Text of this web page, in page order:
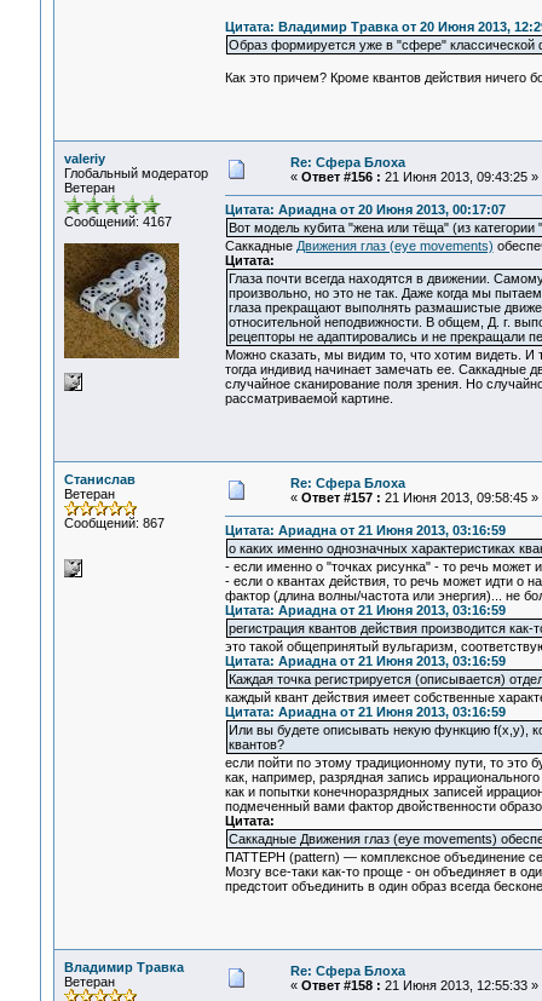
Цитата: Владимир Травка от 20 Июня 2013,
Образ формируется уже в "сфере" классической
Как это причем? Кроме квантов действия ничего
valeriy
Глобальный модератор
Ветеран
Сообщений: 4167
Re: Сфера Блоха
« Ответ #156 : 21 Июня 2013, 09:43:25 »
Цитата: Ариадна от 20 Июня 2013, 00:17:07
Вот модель кубита "жена или тёща" (из
Саккадные Движения глаз (eye movements)
Цитата:
Глаза почти всегда находятся в движении.
произвольно, но это не так. Даже когда мы
глаза прекращают выполнять размашистые
относительной неподвижности. В общем, Д. г.
рецепторы не адаптировались и не прекращали
Можно сказать, мы видим то, что хотим видеть. И
тогда индивид начинает замечать ее. Саккадные
случайное сканирование поля зрения. Но
рассматриваемой картине.
Станислав
Ветеран
Сообщений: 867
Re: Сфера Блоха
« Ответ #157 : 21 Июня 2013, 09:58:45 »
Цитата: Ариадна от 21 Июня 2013, 03:16:59
о каких именно однозначных характеристиках
- если именно о "точках рисунка" - то речь может
- если о квантах действия, то речь может идти о
фактор (длина волны/частота или энергия)... не
Цитата: Ариадна от 21 Июня 2013, 03:16:59
регистрация квантов действия производится
это такой общепринятый вульгаризм,
Цитата: Ариадна от 21 Июня 2013, 03:16:59
Каждая точка регистрируется (описывается)
каждый квант действия имеет собственные
Цитата: Ариадна от 21 Июня 2013, 03:16:59
Или вы будете описывать некую функцию f(x,y),
квантов?
если пойти по этому традиционному пути, то это
как, например, разрядная запись
как и попытки конечноразрядных записей
подмеченный вами фактор двойственности
Цитата:
Саккадные Движения глаз (eye movements)
ПАТТЕРН (pattern) — комплексное объединение
Мозгу все-таки как-то проще - он объединяет в
предстоит объединить в один образ всегда
Владимир Травка
Ветеран
Re: Сфера Блоха
« Ответ #158 : 21 Июня 2013, 12:55:33 »